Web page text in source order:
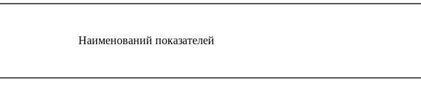
Наименований показателей